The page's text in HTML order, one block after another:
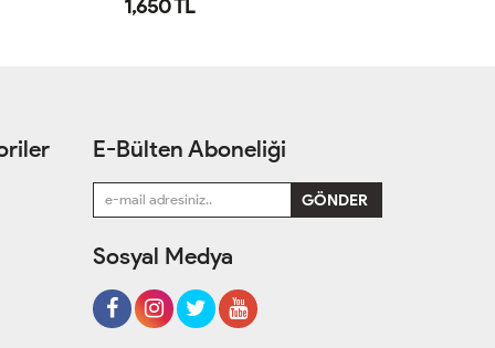
1,650 TL
E-Bülten Aboneliği
Sosyal Medya